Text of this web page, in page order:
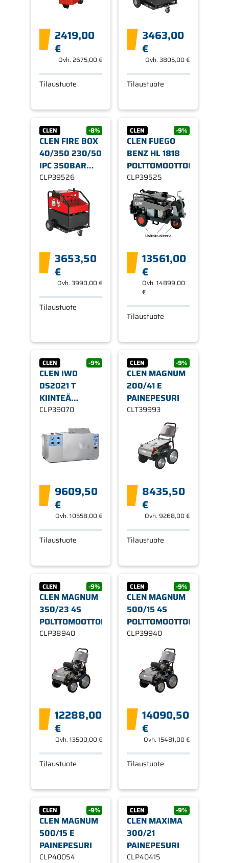
2419,00
€
Ovh. 2675,00 €
Tilaustuote
3463,00
€
Ovh.3805,00 €
Tilaustuote
CLEN -8%
CLEN FIRE BOX
40/350 230/50
IPC 350BAR
VEDENLÄMMITIN
CLP39526
3653,50
€
Ovh. 3990,00 €
Tilaustuote
CLEN -9%
CLEN FUEGO
BENZ HL 1818
POLTTOMOOTTORIPESURI
CLP39525
13561,00
€
Ovh. 14899,00
€
Tilaustuote
CLEN -9%
CLEN IWD
DS2021 T
KIINTEÄ
KUUMAVESIPESURI
CLP39070
9609,50
€
Ovh. 10558,00 €
Tilaustuote
CLEN -9%
CLEN MAGNUM
200/41 E
PAINEPESURI
CLT39993
8435,50
€
Ovh.9268,00 €
Tilaustuote
CLEN -9%
CLEN MAGNUM
350/23 4S
POLTTOMOOTTORIPESURI
CLP38940
12288,00
€
Ovh. 13500,00 €
Tilaustuote
CLEN -9%
CLEN MAGNUM
500/15 4S
POLTTOMOOTTORIPESURI
CLP39940
14090,50
€
Ovh.15481,00 €
Tilaustuote
CLEN -9%
CLEN MAGNUM
500/15 E
PAINEPESURI
CLP40054
CLEN -9%
CLEN MAXIMA
300/21
PAINEPESURI
CLP40415